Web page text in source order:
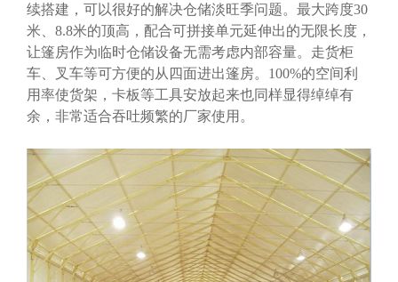
续搭建，可以很好的解决仓储淡旺季问题。最大跨度30
米、8.8米的顶高，配合可拼接单元延伸出的无限长度，
让篷房作为临时仓储设备无需考虑内部容量。走货柜
车、叉车等可方便的从四面进出篷房。100%的空间利
用率使货架，卡板等工具安放起来也同样显得绰绰有
余，非常适合吞吐频繁的厂家使用。